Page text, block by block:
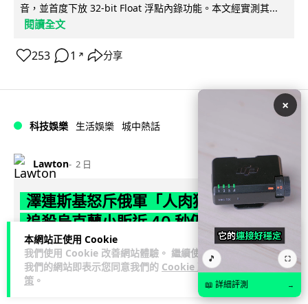
本網站正使用 Cookie
我們使用 Cookie 改善網站體驗。 繼續使用
我們的網站即表示您同意我們的 Cookie 政
策 。
音，並首度下放 32-bit Float 浮點內錄功能。本文經實測其...
閱讀全文
253 1 ↗ 分享
科技娛樂 生活娛樂 城中熱話
Lawton 2 日
澤連斯基怒斥俄軍「人肉狩獵」 無人機
追殺烏克蘭小販近 40 秒仍被炸傷
烏克蘭克爾松一名 52 歲小販被俄軍無人機追擊近 40 秒後被炸
傷，影片由烏克蘭總統澤連斯基公開。他直斥俄軍對平民進行
「狩獵式」攻擊，烏克蘭...
×
🎵 ⛶
📖 詳細評測 →